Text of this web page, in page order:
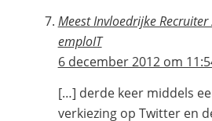
Meest Invloedrijke
emploIT
6 december 2012 om
[…] derde keer middels
verkiezing op Twitter en